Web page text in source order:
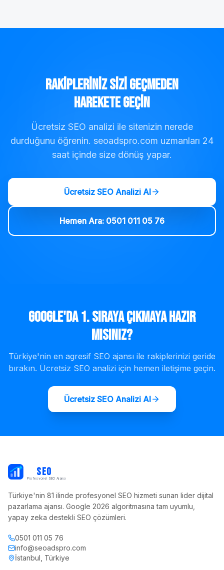
Rakipleriniz Sizi Geçmeden
Harekete Geçin
Ücretsiz SEO analizi ile sitenizin nerede
durduğunu öğrenin. seoadspro.com uzmanları 24
saat içinde size dönüş yapar.
Ücretsiz SEO Analizi Al
Hemen Ara: 0501 011 05 76
Google'da 1. Sıraya Çıkmaya Hazır
mısınız?
Türkiye'nin en agresif SEO ajansı ile rakiplerinizi geride
bırakın. Ücretsiz SEO analizi için hemen iletişime geçin.
Ücretsiz SEO Analizi Al
SEO
Profesyonel SEO Ajansı
Türkiye'nin 81 ilinde profesyonel SEO hizmeti sunan lider dijital
pazarlama ajansı. Google 2026 algoritmasına tam uyumlu,
yapay zeka destekli SEO çözümleri.
0501 011 05 76
info@seoadspro.com
İstanbul, Türkiye